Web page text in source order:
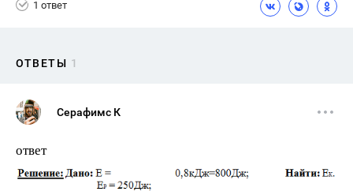
1 ответ
ОТВЕТЫ 1
Серафимс К
ответ